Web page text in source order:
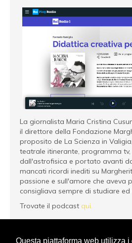
Questa piattaforma web utilizza i
La giornalista Maria Cristina
il direttore della Fondazione
proposito de La Scienza in
teatrale itinerante, programma
dall'astrofisica e portato avanti
mancati ricordi inediti su
passione e sull'amore che aveva
consigliava sempre di studiare ed
Trovate il podcast qui.